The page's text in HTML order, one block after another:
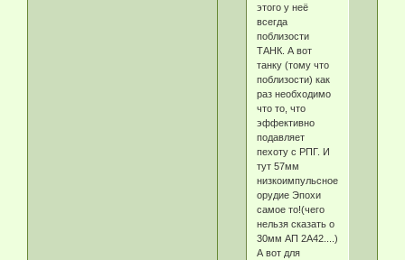
этого у неё
всегда
поблизости
ТАНК. А вот
танку (тому что
поблизости) как
раз необходимо
что то, что
эффективно
подавляет
пехоту с РПГ. И
тут 57мм
низкоимпульсное
орудие Эпохи
самое то!(чего
нельзя сказать о
30мм АП 2А42....)
А вот для